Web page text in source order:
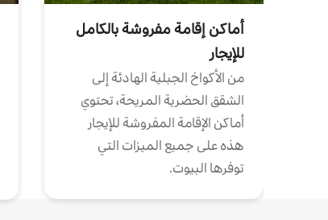
أماكن إقامة مفروشة بالكامل
للإيجار
من الأكواخ الجبلية الهادئة إلى
الشقق الحضرية المريحة، تحتوي
أماكن الإقامة المفروشة للإيجار
هذه على جميع الميزات التي
توفرها البيوت.